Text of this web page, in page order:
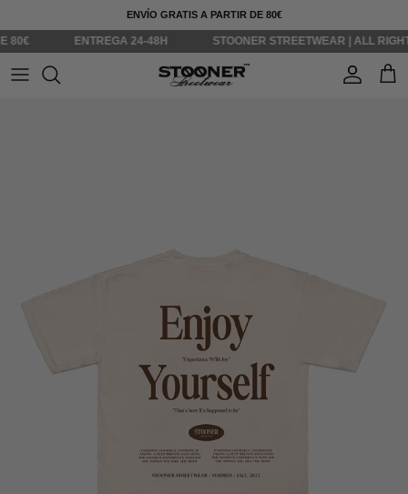
ENVÍO GRATIS A PARTIR DE 80€
ENTREGA 24-48H STOONER STREETWEAR | ALL RIGHTS
Cuenta